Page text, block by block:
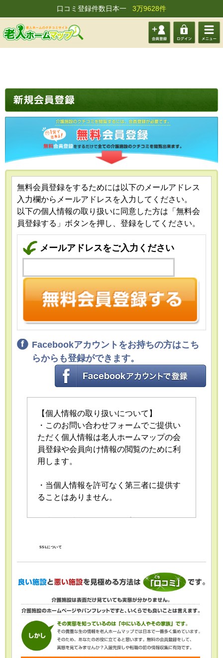
口コミ登録件数日本一 3万9628件
会員登 ログイ メニュ
無料会員登録をするためには以下のメールアドレス
入力欄からメールアドレスを入力してください。
以下の個人情報の取り扱いに同意した方は「無料会
員登録する」ボタンを押し、登録をしてください。
メールアドレスをご入力ください
Facebookアカウントをお持ちの方はこち
らからも登録ができます。
【個人情報の取り扱いについて】
・このお問い合わせフォームでご提供い
ただく個人情報は老人ホームマップの会
員登録や会員向け情報の閲覧のために利
用します。
・当個人情報を許可なく第三者に提供す
ることはありません。
おける個人情報の安全管理が図られるよ
・当個人情報の利用目的の通知、開示、
内容の訂正・追加または削除、利用の停
止・消去および第三者への提供の停止
（「開示等」といいます。）を受け付け
ております。開示等の求めは、以下の
「個人情報苦情及び相談窓口」で受け付
SSLについて